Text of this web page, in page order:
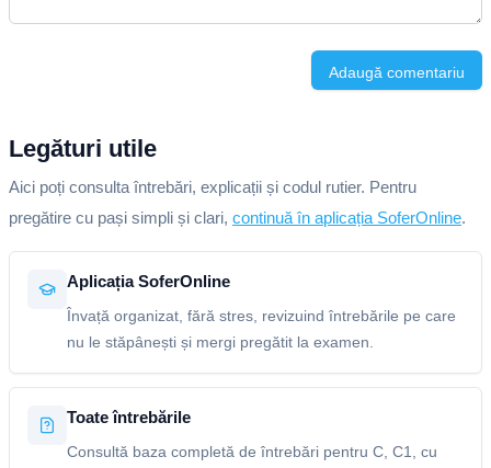
Adaugă comentariu
Legături utile
Aici poți consulta întrebări, explicații și codul rutier. Pentru
pregătire cu pași simpli și clari, continuă în aplicația SoferOnline.
Aplicația SoferOnline
Învață organizat, fără stres, revizuind întrebările pe care
nu le stăpânești și mergi pregătit la examen.
Toate întrebările
Consultă baza completă de întrebări pentru C, C1, cu